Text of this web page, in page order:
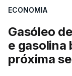
com ondas
Ucrânia e
custos das
O índice, que
ECONOMIA
Gasóleo
e gasolina
próxima